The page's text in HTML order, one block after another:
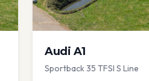
Audi A1
Sportback 35 TFSI S Line